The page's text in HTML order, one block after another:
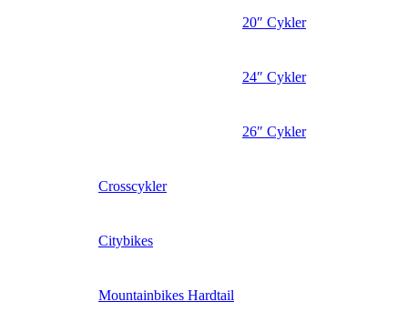
20″ Cykler
24″ Cykler
26″ Cykler
Crosscykler
Citybikes
Mountainbikes Hardtail